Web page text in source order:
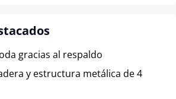
gracias al respaldo
y estructura metálica de 4